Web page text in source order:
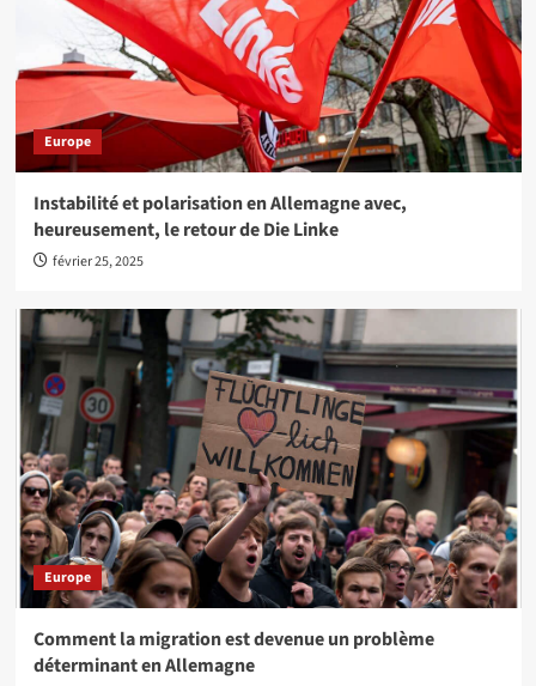
Europe
Instabilité et polarisation en Allemagne avec,
heureusement, le retour de Die Linke
février 25, 2025
Europe
Comment la migration est devenue un problème
déterminant en Allemagne